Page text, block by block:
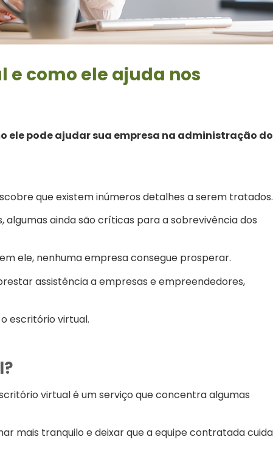
e como ele ajuda nos
ele pode ajudar sua empresa na administração
que existem inúmeros detalhes a serem tratados.
algumas ainda são críticas para a sobrevivência dos
ele, nenhuma empresa consegue prosperar.
assistência a empresas e empreendedores,
escritório virtual.
virtual é um serviço que concentra algumas
mais tranquilo e deixar que a equipe contratada cuida